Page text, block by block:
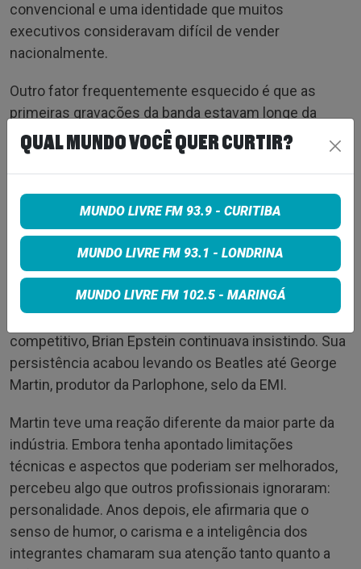
convencional e uma identidade que muitos
executivos consideravam difícil de vender
nacionalmente.
Outro fator frequentemente esquecido é que as
primeiras gravações da banda estavam longe da
sofisticação que seria ouvida anos depois em
Revolver
. Os Beatles ainda eram um
grupo em formação. O potencial estava lá, mas exigia
visão de longo prazo para ser percebido.
Foi justamente aí que a maioria das gravadoras
Enquanto diversos executivos enxergavam apenas
mais uma banda disputando espaço em um mercado
competitivo, Brian Epstein continuava insistindo. Sua
persistência acabou levando os Beatles até George
Martin, produtor da Parlophone, selo da EMI.
Martin teve uma reação diferente da maior parte da
indústria. Embora tenha apontado limitações
técnicas e aspectos que poderiam ser melhorados,
percebeu algo que outros profissionais ignoraram:
personalidade. Anos depois, ele afirmaria que o
senso de humor, o carisma e a inteligência dos
integrantes chamaram sua atenção tanto quanto a
QUAL MUNDO VOCÊ QUER CURTIR?
MUNDO LIVRE FM 93.9 - CURITIBA
MUNDO LIVRE FM 93.1 - LONDRINA
MUNDO LIVRE FM 102.5 - MARINGÁ